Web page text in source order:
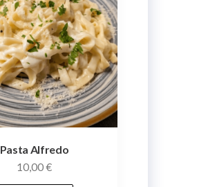
Pasta Alfredo
10,00€